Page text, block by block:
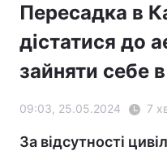
Пересадка в
дістатися до
зайняти себе в
09:03, 25.05.2024 7
За відсутності